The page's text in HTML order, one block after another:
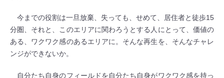
今までの役割は一旦放棄、失っても、せめて、居住者と徒歩15
分圏、それと、このエリアに関わろうとする人にとって、価値の
ある、ワクワク感のあるエリアに。そんな再生を、そんなチャレ
ンジができないか。
自分たち自身のフィールドを自分たち自身がワクワク感を持っ